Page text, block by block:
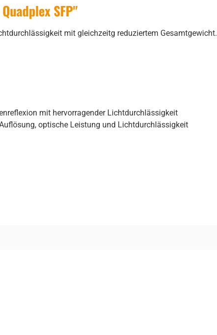
SFP"
mit gleichzeitg reduziertem Gesamtgewicht.
mit hervorragender Lichtdurchlässigkeit
optische Leistung und Lichtdurchlässigkeit